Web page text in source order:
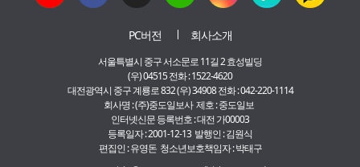
PC버전 회사소개
서울특별시 중구 서소문로 11길 2 효성빌딩
(우) 04515 전화 : 1522-4620
대전광역시 중구 계룡로 832 (우) 34908 전화 : 042-220-1114
회사명 : (주)중도일보사 제호 : 중도일보
인터넷신문 등록번호 : 대전 가00003
등록일자 : 2001-12-13 발행인 : 김원식
편집인 : 유영돈 청소년보호책임자 : 박태구